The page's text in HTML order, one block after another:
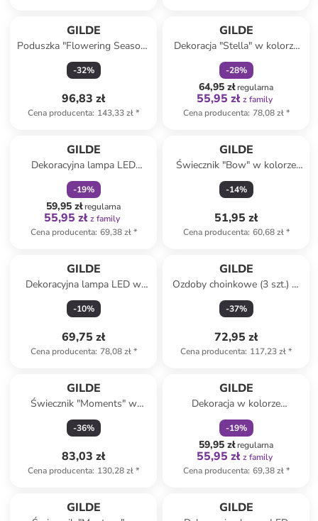
GILDE
Poduszka "Flowering Season"
w kolorze białym ze wzorem -
30 x 50 cm
-32%
96,83 zł
Cena producenta: 143,33 zł*
GILDE
Dekoracja "Stella" w kolorze
jasnobrązowym - 15 x 30 x 6
cm
-28%
64,95 złregularna
55,95 zł z family
Cena producenta: 78,08 zł*
GILDE
Dekoracyjna lampa LED
"Emiliel" w kolorze białym -
8,1 x 16 x 6,5 cm
-19%
59,95 złregularna
55,95 zł z family
Cena producenta: 69,38 zł*
GILDE
Świecznik "Bow" w kolorze
białym - 13 x 5,5 x 9,5 cm
-14%
51,95 zł
Cena producenta: 60,68 zł*
GILDE
Dekoracyjna lampa LED w
kolorze białym - 9,5 x 20 x 7
cm
-10%
69,75 zł
Cena producenta: 78,08 zł*
GILDE
Ozdoby choinkowe (3 szt.) w
różnych kolorach - 4,5 x 5,5 x
3,5 cm
-37%
72,95 zł
Cena producenta: 117,23 zł*
GILDE
Świecznik "Moments" w
kolorze białym - wys. 39 x Ø
15 cm
-36%
83,03 zł
Cena producenta: 130,28 zł*
GILDE
Dekoracja w kolorze
jasnobrązowym - 30 x 34,5 x
5,5 cm
-19%
59,95 złregularna
55,95 zł z family
Cena producenta: 69,38 zł*
GILDE GILDE